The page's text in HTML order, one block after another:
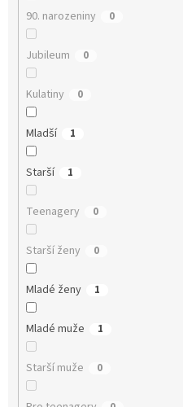
90. narozeniny 0
Jubileum 0
Kulatiny 0
Mladší 1
Starší 1
Teenagery 0
Starší ženy 0
Mladé ženy 1
Mladé muže 1
Starší muže 0